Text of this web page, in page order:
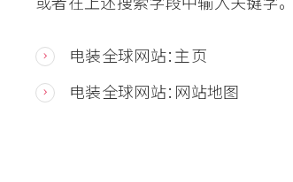
电装全球网站：主页
电装全球网站：网站地图